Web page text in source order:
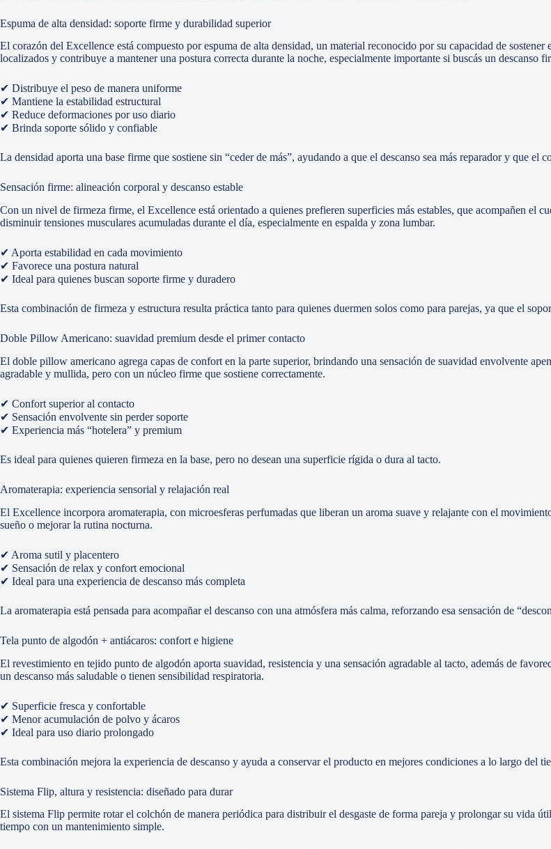
Espuma de alta densidad: soporte firme y durabilidad superior
El corazón del Excellence está compuesto por espuma de alta densidad, un material reconocido por su capacidad de
localizados y contribuye a mantener una postura correcta durante la noche, especialmente importante si buscás un descanso
✔ Distribuye el peso de manera uniforme
✔ Mantiene la estabilidad estructural
✔ Reduce deformaciones por uso diario
✔ Brinda soporte sólido y confiable
La densidad aporta una base firme que sostiene sin “ceder de más”, ayudando a que el descanso sea más reparador y que el
Sensación firme: alineación corporal y descanso estable
Con un nivel de firmeza firme, el Excellence está orientado a quienes prefieren superficies más estables, que acompañen el
disminuir tensiones musculares acumuladas durante el día, especialmente en espalda y zona lumbar.
✔ Aporta estabilidad en cada movimiento
✔ Favorece una postura natural
✔ Ideal para quienes buscan soporte firme y duradero
Esta combinación de firmeza y estructura resulta práctica tanto para quienes duermen solos como para parejas, ya que el
Doble Pillow Americano: suavidad premium desde el primer contacto
El doble pillow americano agrega capas de confort en la parte superior, brindando una sensación de suavidad envolvente
agradable y mullida, pero con un núcleo firme que sostiene correctamente.
✔ Confort superior al contacto
✔ Sensación envolvente sin perder soporte
✔ Experiencia más “hotelera” y premium
Es ideal para quienes quieren firmeza en la base, pero no desean una superficie rígida o dura al tacto.
Aromaterapia: experiencia sensorial y relajación real
El Excellence incorpora aromaterapia, con microesferas perfumadas que liberan un aroma suave y relajante con el
sueño o mejorar la rutina nocturna.
✔ Aroma sutil y placentero
✔ Sensación de relax y confort emocional
✔ Ideal para una experiencia de descanso más completa
La aromaterapia está pensada para acompañar el descanso con una atmósfera más calma, reforzando esa sensación de
Tela punto de algodón + antiácaros: confort e higiene
El revestimiento en tejido punto de algodón aporta suavidad, resistencia y una sensación agradable al tacto, además de
un descanso más saludable o tienen sensibilidad respiratoria.
✔ Superficie fresca y confortable
✔ Menor acumulación de polvo y ácaros
✔ Ideal para uso diario prolongado
Esta combinación mejora la experiencia de descanso y ayuda a conservar el producto en mejores condiciones a lo largo del
Sistema Flip, altura y resistencia: diseñado para durar
El sistema Flip permite rotar el colchón de manera periódica para distribuir el desgaste de forma pareja y prolongar su vida
tiempo con un mantenimiento simple.